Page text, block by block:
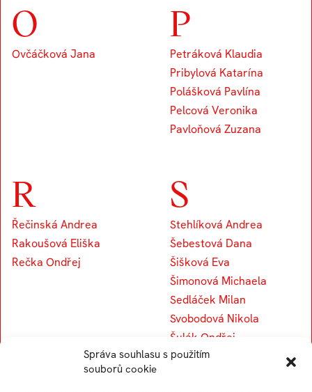
Správa souhlasu s použitím
souborů cookie
O
Ovčáčková Jana
P
Petráková Klaudia
Pribylová Katarína
Polášková Pavlína
Pelcová Veronika
Pavloňová Zuzana
R
Řečinská Andrea
Rakoušová Eliška
Rečka Ondřej
S
Stehlíková Andrea
Šebestová Dana
Šišková Eva
Šimonová Michaela
Sedláček Milan
Svobodová Nikola
Šulák Ondřej
Slavíková Helena